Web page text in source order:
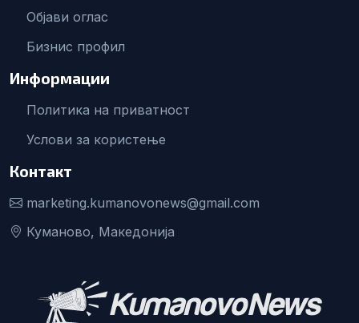
Објави оглас
Бизнис профил
Информации
Политика на приватност
Услови за користење
Контакт
marketing.kumanovonews@gmail.com
Куманово, Македонија